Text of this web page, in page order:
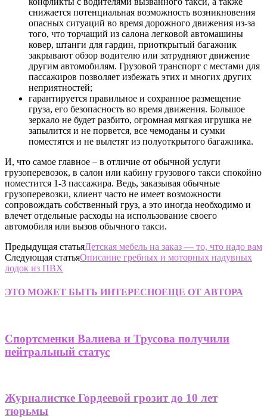
снижается потенциальная возможность возникновения
опасных ситуаций во время дорожного движения из-за
того, что торчащий из салона легковой автомашины
ковер, штанги для гардин, приоткрытый багажник
закрывают обзор водителю или затрудняют движение
другим автомобилям. Грузовой транспорт с местами для
пассажиров позволяет избежать этих и многих других
неприятностей;
гарантируется правильное и сохранное размещение
груза, его безопасность во время движения. Большое
зеркало не будет разбито, огромная мягкая игрушка не
запылится и не порвется, все чемоданы и сумки
поместятся и не вылетят из полуоткрытого багажника.
И, что самое главное – в отличие от обычной услуги
грузоперевозок, в салон или кабину грузового такси спокойно
поместится 1-3 пассажира. Ведь, заказывая обычные
грузоперевозки, клиент часто не имеет возможности
сопровождать собственный груз, а это иногда необходимо и
влечет отдельные расходы на использование своего
автомобиля или вызов обычного такси.
Предыдущая статьяДетская мебель на заказ — то, что надо вам
Следующая статьяОписание гребных и моторных надувных
лодок из ПВХ
ЭТО МОЖЕТ БЫТЬ ИНТЕРЕСНОЕЩЕ ОТ АВТОРА
Спортсменки Валиева и Трусова получили
нейтральный статус
Журналистке Гордеевой грозит до 10 лет
тюрьмы